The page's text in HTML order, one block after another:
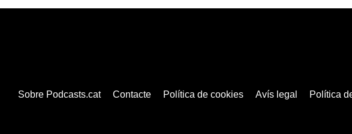
Sobre Podcasts.cat Contacte Política de cookies Avís legal Política